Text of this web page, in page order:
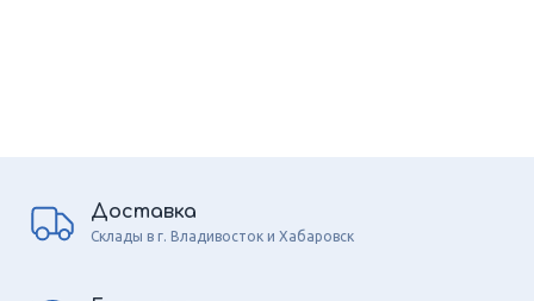
Доставка
Склады в г. Владивосток и Хабаровск